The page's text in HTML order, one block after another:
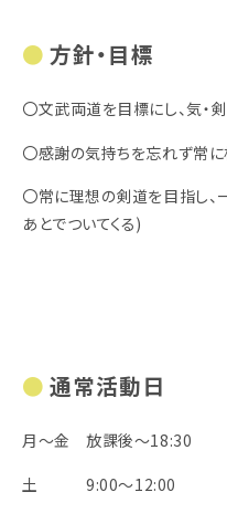
方針・目標
〇文武両道を目標にし、気・
〇感謝の気持ちを忘れず常
〇常に理想の剣道を目指し
あとでついてくる)
通常活動日
月～金 放課後～18:30
土 9:00～12:00